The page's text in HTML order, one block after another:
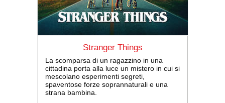
Stranger Things
La scomparsa di un ragazzino in una
cittadina porta alla luce un mistero in cui si
mescolano esperimenti segreti,
spaventose forze soprannaturali e una
strana bambina.